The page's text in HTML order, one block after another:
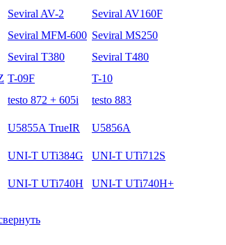
Seviral AV-2 Seviral AV160F
Seviral MFM-600 Seviral MS250
Seviral T380 Seviral T480
T-09F T-10
testo 872 + 605i testo 883
U5855A TrueIR U5856A
UNI-T UTi384G UNI-T UTi712S
UNI-T UTi740H UNI-T UTi740H+